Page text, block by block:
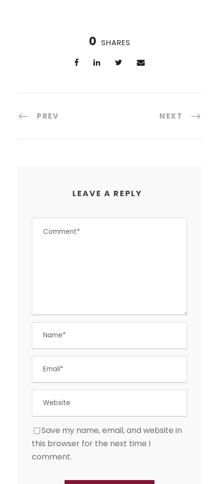
0 SHARES
PREV NEXT
LEAVE A REPLY
Save my name, email, and website in
this browser for the next time I
comment.